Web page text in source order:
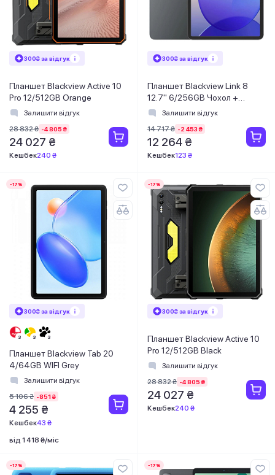
300₴ за відгук
Планшет Blackview Active 10
Pro 12/512GB Orange
Залишити відгук
28 832 ₴ -4 805 ₴
24 027 ₴
Кешбек240 ₴
300₴ за відгук
Планшет Blackview Link 8
12.7" 6/256GB Чохол +
стилус Grey
Залишити відгук
14 717 ₴ -2 453 ₴
12 264 ₴
Кешбек123 ₴
-17%
300₴ за відгук
Планшет Blackview Tab 20
4/64GB WIFI Grey
Залишити відгук
5 106 ₴ -851 ₴
4 255 ₴
Кешбек43 ₴
від 1 418 ₴/міс
-17%
300₴ за відгук
Планшет Blackview Active 10
Pro 12/512GB Black
Залишити відгук
28 832 ₴ -4 805 ₴
24 027 ₴
Кешбек240 ₴
-17% -17%